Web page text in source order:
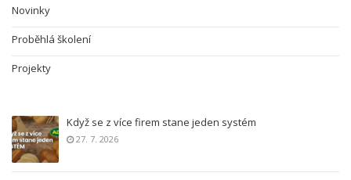
Novinky
Proběhlá školení
Projekty
Když se z více firem stane jeden systém
27. 7. 2026